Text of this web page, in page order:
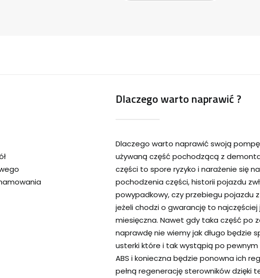
Dlaczego warto naprawić ?
Dlaczego warto naprawić swoją
używaną część pochodzącą z
części to spore ryzyko i narażenie się
pochodzenia części, historii pojazdu
powypadkowy, czy przebiegu pojazdu
jeżeli chodzi o gwarancję to
miesięczna. Nawet gdy taka część po
naprawdę nie wiemy jak długo będzie
usterki które i tak wystąpią po
ABS i konieczna będzie ponowna ich
pełną regenerację sterowników dzięki